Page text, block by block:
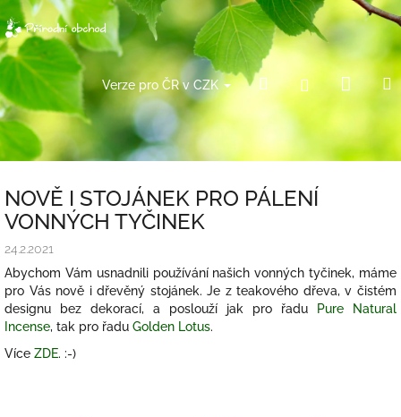
Přejít
na
obsah
Verze pro ČR v CZK Hledat Přihlášení
košík
NOVĚ I STOJÁNEK PRO PÁLENÍ
VONNÝCH TYČINEK
24.2.2021
Abychom Vám usnadnili používání našich vonných tyčinek, máme
pro Vás nově i dřevěný stojánek. Je z teakového dřeva, v čistém
designu bez dekorací, a poslouží jak pro řadu
Pure Natural
Incense, tak pro řadu Golden Lotus.
Více ZDE. :-)